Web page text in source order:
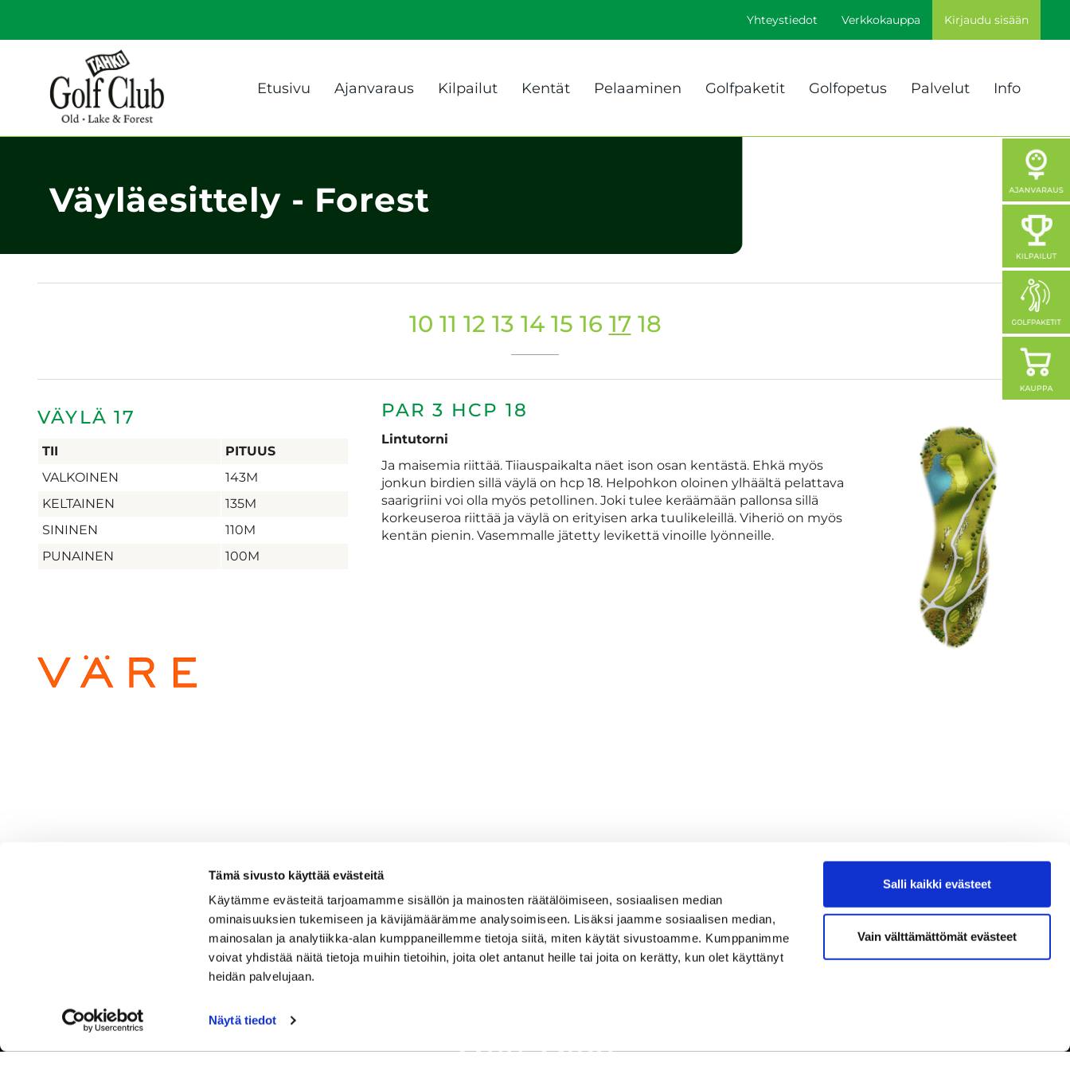
Tämä sivusto käyttää evästeitä
Käytämme evästeitä tarjoamamme sisällön ja mainosten räätälöimiseen, sosiaalisen median
ominaisuuksien tukemiseen ja kävijämäärämme analysoimiseen. Lisäksi jaamme sosiaalisen median,
mainosalan ja analytiikka-alan kumppaneillemme tietoja siitä, miten käytät sivustoamme. Kumppanimme
voivat yhdistää näitä tietoja muihin tietoihin, joita olet antanut heille tai joita on kerätty, kun olet käyttänyt
heidän palvelujaan.
Näytä tiedot
Salli kaikki evästeet
Vain välttämättömät evästeet
Yhteystiedot Verkkokauppa Kirjaudu sisään
Etusivu Ajanvaraus Kilpailut Kentät Pelaaminen Golfpaketit Golfopetus Palvelut Info
Väyläesittely - Forest
10 11 12 13 14 15 16 17 18
VÄYLÄ 17
TII
PITUUS
VALKOINEN
143M
KELTAINEN
135M
SININEN
110M
PUNAINEN
100M
PAR 3 HCP 18
Lintutorni
Ja maisemia riittää. Tiiauspaikalta näet ison osan kentästä. Ehkä myös
jonkun birdien sillä väylä on hcp 18. Helpohkon oloinen ylhäältä pelattava
saarigriini voi olla myös petollinen. Joki tulee keräämään pallonsa sillä
korkeuseroa riittää ja väylä on erityisen arka tuulikeleillä. Viheriö on myös
kentän pienin. Vasemmalle jätetty levikettä vinoille lyönneille.